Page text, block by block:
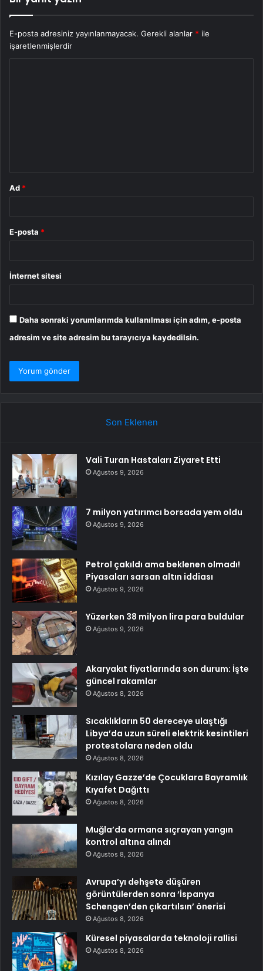
E-posta adresiniz yayınlanmayacak. Gerekli alanlar * ile
işaretlenmişlerdir
Ad *
E-posta *
İnternet sitesi
Daha sonraki yorumlarımda kullanılması için adım, e-posta
adresim ve site adresim bu tarayıcıya kaydedilsin.
Son Eklenen
Vali Turan Hastaları Ziyaret Etti
Ağustos 9, 2026
7 milyon yatırımcı borsada yem oldu
Ağustos 9, 2026
Petrol çakıldı ama beklenen olmadı!
Piyasaları sarsan altın iddiası
Ağustos 9, 2026
Yüzerken 38 milyon lira para buldular
Ağustos 9, 2026
Akaryakıt fiyatlarında son durum: İşte
güncel rakamlar
Ağustos 8, 2026
Sıcaklıkların 50 dereceye ulaştığı
Libya’da uzun süreli elektrik kesintileri
protestolara neden oldu
Ağustos 8, 2026
Kızılay Gazze’de Çocuklara Bayramlık
Kıyafet Dağıttı
Ağustos 8, 2026
Muğla’da ormana sıçrayan yangın
kontrol altına alındı
Ağustos 8, 2026
Avrupa’yı dehşete düşüren
görüntülerden sonra ‘İspanya
Schengen’den çıkartılsın’ önerisi
Ağustos 8, 2026
Küresel piyasalarda teknoloji rallisi
Ağustos 8, 2026